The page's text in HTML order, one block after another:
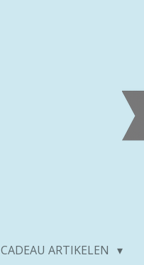
CADEAU ARTIKELEN